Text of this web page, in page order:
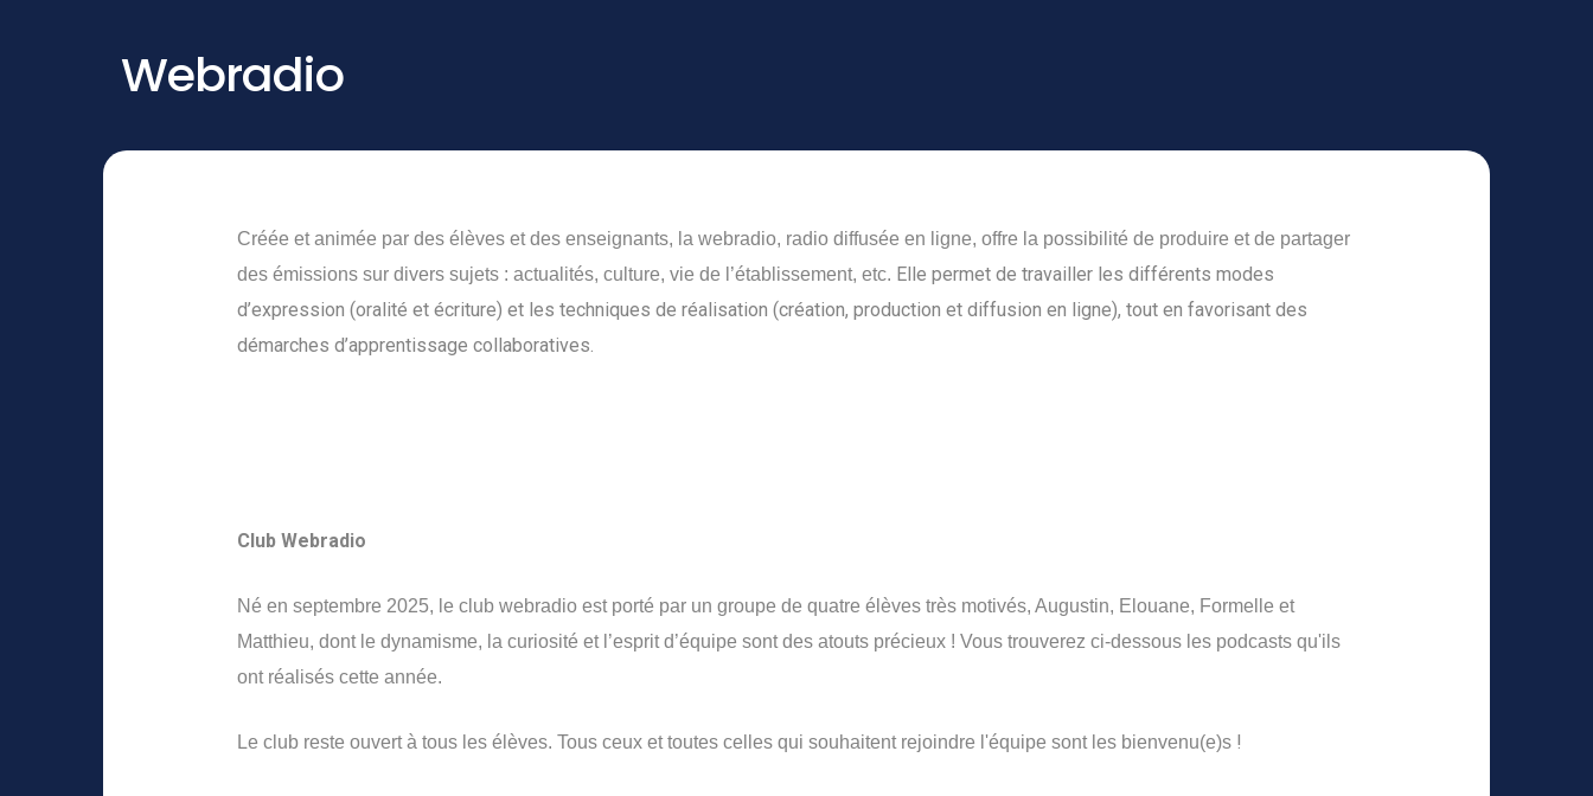
Webradio
Créée et animée par des élèves et des enseignants, la webradio, radio diffusée en ligne, offre la possibilité de produire et de partager
des émissions sur divers sujets : actualités, culture, vie de l’établissement, etc. Elle permet de travailler les différents modes
d’expression (oralité et écriture) et les techniques de réalisation (création, production et diffusion en ligne), tout en favorisant des
démarches d’apprentissage collaboratives.
Club Webradio
Né en septembre 2025, le club webradio est porté par un groupe de quatre élèves très motivés, Augustin, Elouane, Formelle et
Matthieu, dont le dynamisme, la curiosité et l’esprit d’équipe sont des atouts précieux ! Vous trouverez ci-dessous les podcasts qu'ils
ont réalisés cette année.
Le club reste ouvert à tous les élèves. Tous ceux et toutes celles qui souhaitent rejoindre l'équipe sont les bienvenu(e)s !